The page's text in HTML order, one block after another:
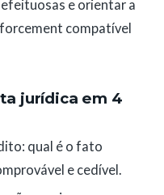
e orientar a
compatível
jurídica em 4
qual é o fato
e cedível.